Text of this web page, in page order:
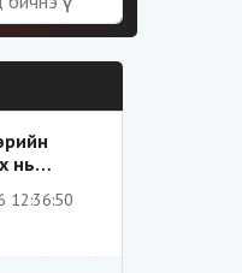
нь
д
12:36:50